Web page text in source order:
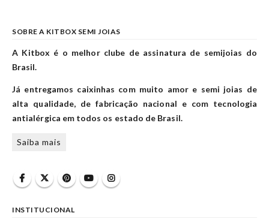
SOBRE A KITBOX SEMI JOIAS
A Kitbox é o melhor clube de assinatura de semijoias do
Brasil.
Já entregamos caixinhas com muito amor e semi joias de
alta qualidade, de fabricação nacional e com tecnologia
antialérgica em todos os estado de Brasil.
Saiba mais
INSTITUCIONAL